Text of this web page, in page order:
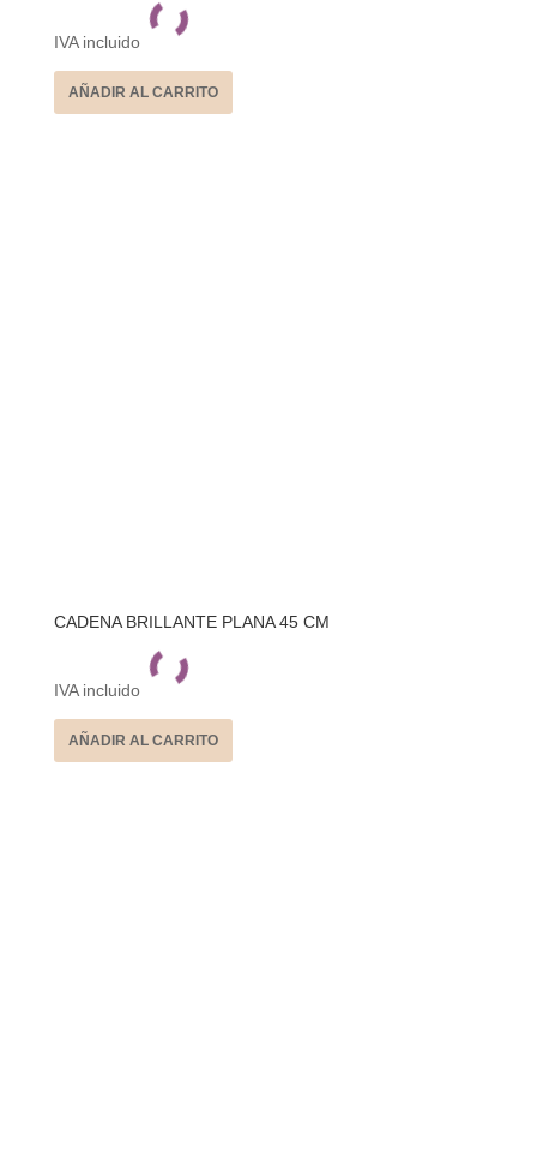
IVA incluido
AÑADIR AL CARRITO
CADENA BRILLANTE PLANA 45 CM
IVA incluido
AÑADIR AL CARRITO